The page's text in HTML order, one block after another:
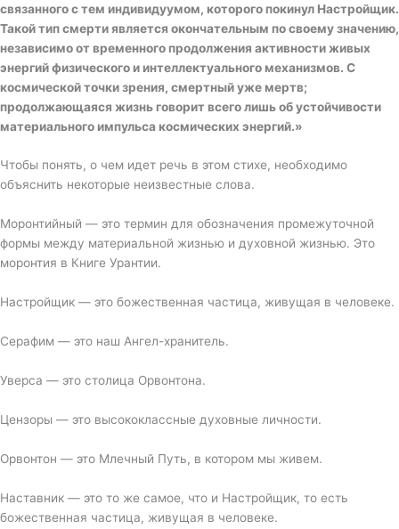
связанного с тем индивидуумом, которого покинул Настройщик.
Такой тип смерти является окончательным по своему значению,
независимо от временного продолжения активности живых
энергий физического и интеллектуального механизмов. С
космической точки зрения, смертный уже мертв;
продолжающаяся жизнь говорит всего лишь об устойчивости
материального импульса космических энергий.»
Чтобы понять, о чем идет речь в этом стихе, необходимо
объяснить некоторые неизвестные слова.
Моронтийный — это термин для обозначения промежуточной
формы между материальной жизнью и духовной жизнью. Это
моронтия в Книге Урантии.
Настройщик — это божественная частица, живущая в человеке.
Серафим — это наш Ангел-хранитель.
Уверса — это столица Орвонтона.
Цензоры — это высококлассные духовные личности.
Орвонтон — это Млечный Путь, в котором мы живем.
Наставник — это то же самое, что и Настройщик, то есть
божественная частица, живущая в человеке.